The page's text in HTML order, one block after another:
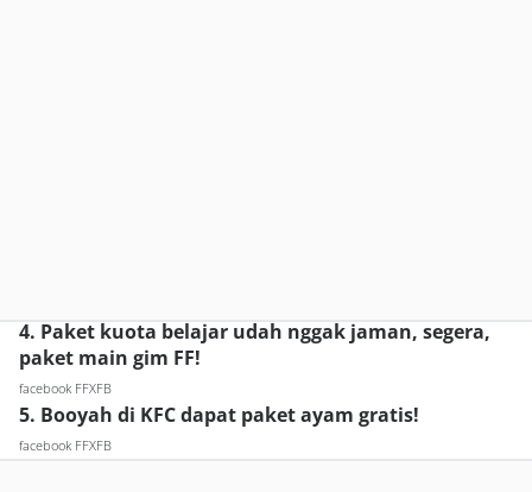
4. Paket kuota belajar udah nggak jaman, segera,
paket main gim FF!
facebook FFXFB
5. Booyah di KFC dapat paket ayam gratis!
facebook FFXFB